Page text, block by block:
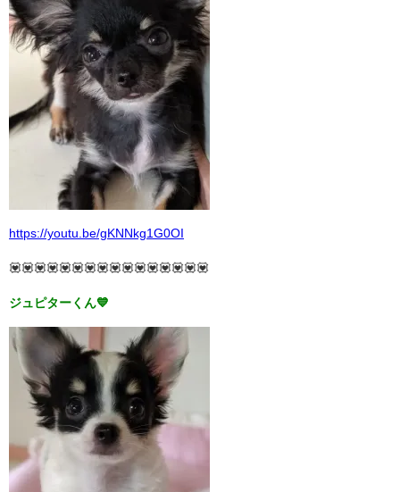
https://youtu.be/gKNNkg1G0OI
💟💟💟💟💟💟💟💟💟💟💟💟💟💟💟💟
ジュピターくん💙